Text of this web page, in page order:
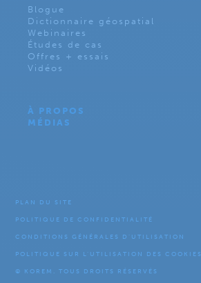
Blogue
Dictionnaire géospatial
Webinaires
Études de cas
Offres + essais
Vidéos
À PROPOS
MÉDIAS
PLAN DU SITE
POLITIQUE DE CONFIDENTIALITÉ
CONDITIONS GÉNÉRALES D’UTILISATION
POLITIQUE SUR L’UTILISATION DES COOKIES
© KOREM. TOUS DROITS RÉSERVÉS